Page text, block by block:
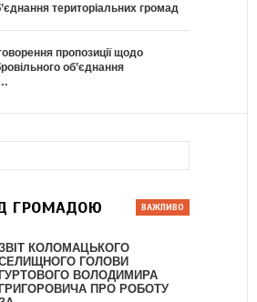
територіальних громад
пропозиції щодо
об’єднання
ГРОМАДОЮ
КОЛОМАЦЬКОГО
ГОЛОВИ
ГУРТОВОГО ВОЛОДИМИРА
ГРИГОРОВИЧА ПРО РОБОТУ